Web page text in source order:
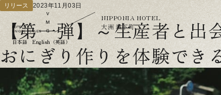
NIPPONIA HOTEL
大洲 城下町
日本語 English（英語）
リリース 2023年11月03日
【第一弾】～生産者と出
おにぎり作りを体験でき